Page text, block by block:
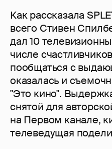
Как рассказала
всего Стивен
дал 10
числе
пообщаться с
оказалась и
"Это кино".
снятой для
на Первом канале,
телеведущая